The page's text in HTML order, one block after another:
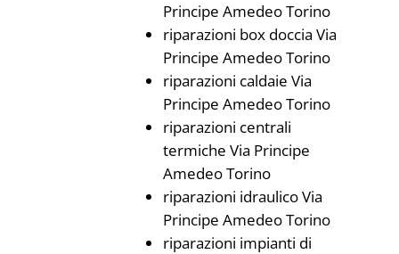
Principe Amedeo Torino
riparazioni box doccia Via
Principe Amedeo Torino
riparazioni caldaie Via
Principe Amedeo Torino
riparazioni centrali
termiche Via Principe
Amedeo Torino
riparazioni idraulico Via
Principe Amedeo Torino
riparazioni impianti di